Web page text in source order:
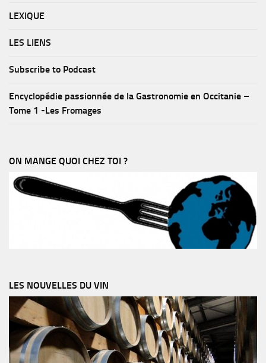
LEXIQUE
LES LIENS
Subscribe to Podcast
Encyclopédie passionnée de la Gastronomie en Occitanie –
Tome 1 -Les Fromages
ON MANGE QUOI CHEZ TOI ?
LES NOUVELLES DU VIN